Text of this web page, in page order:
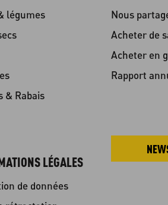
légumes
& Rabais
Nous
Acheter de
Acheter en
Rapport
LÉGALES
de données